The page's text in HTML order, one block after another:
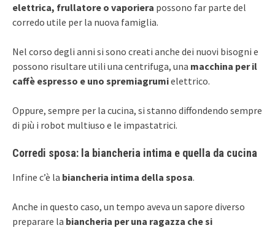
elettrica, frullatore o vaporiera possono far parte del
corredo utile per la nuova famiglia.
Nel corso degli anni si sono creati anche dei nuovi bisogni e
possono risultare utili una centrifuga, una macchina per il
caffè espresso e uno spremiagrumielettrico.
Oppure, sempre per la cucina, si stanno diffondendo sempre
di più i robot multiuso e le impastatrici.
Corredi sposa: la biancheria intima e quella da cucina
Infine c’è la biancheria intima della sposa.
Anche in questo caso, un tempo aveva un sapore diverso
preparare la biancheria per una ragazza che si